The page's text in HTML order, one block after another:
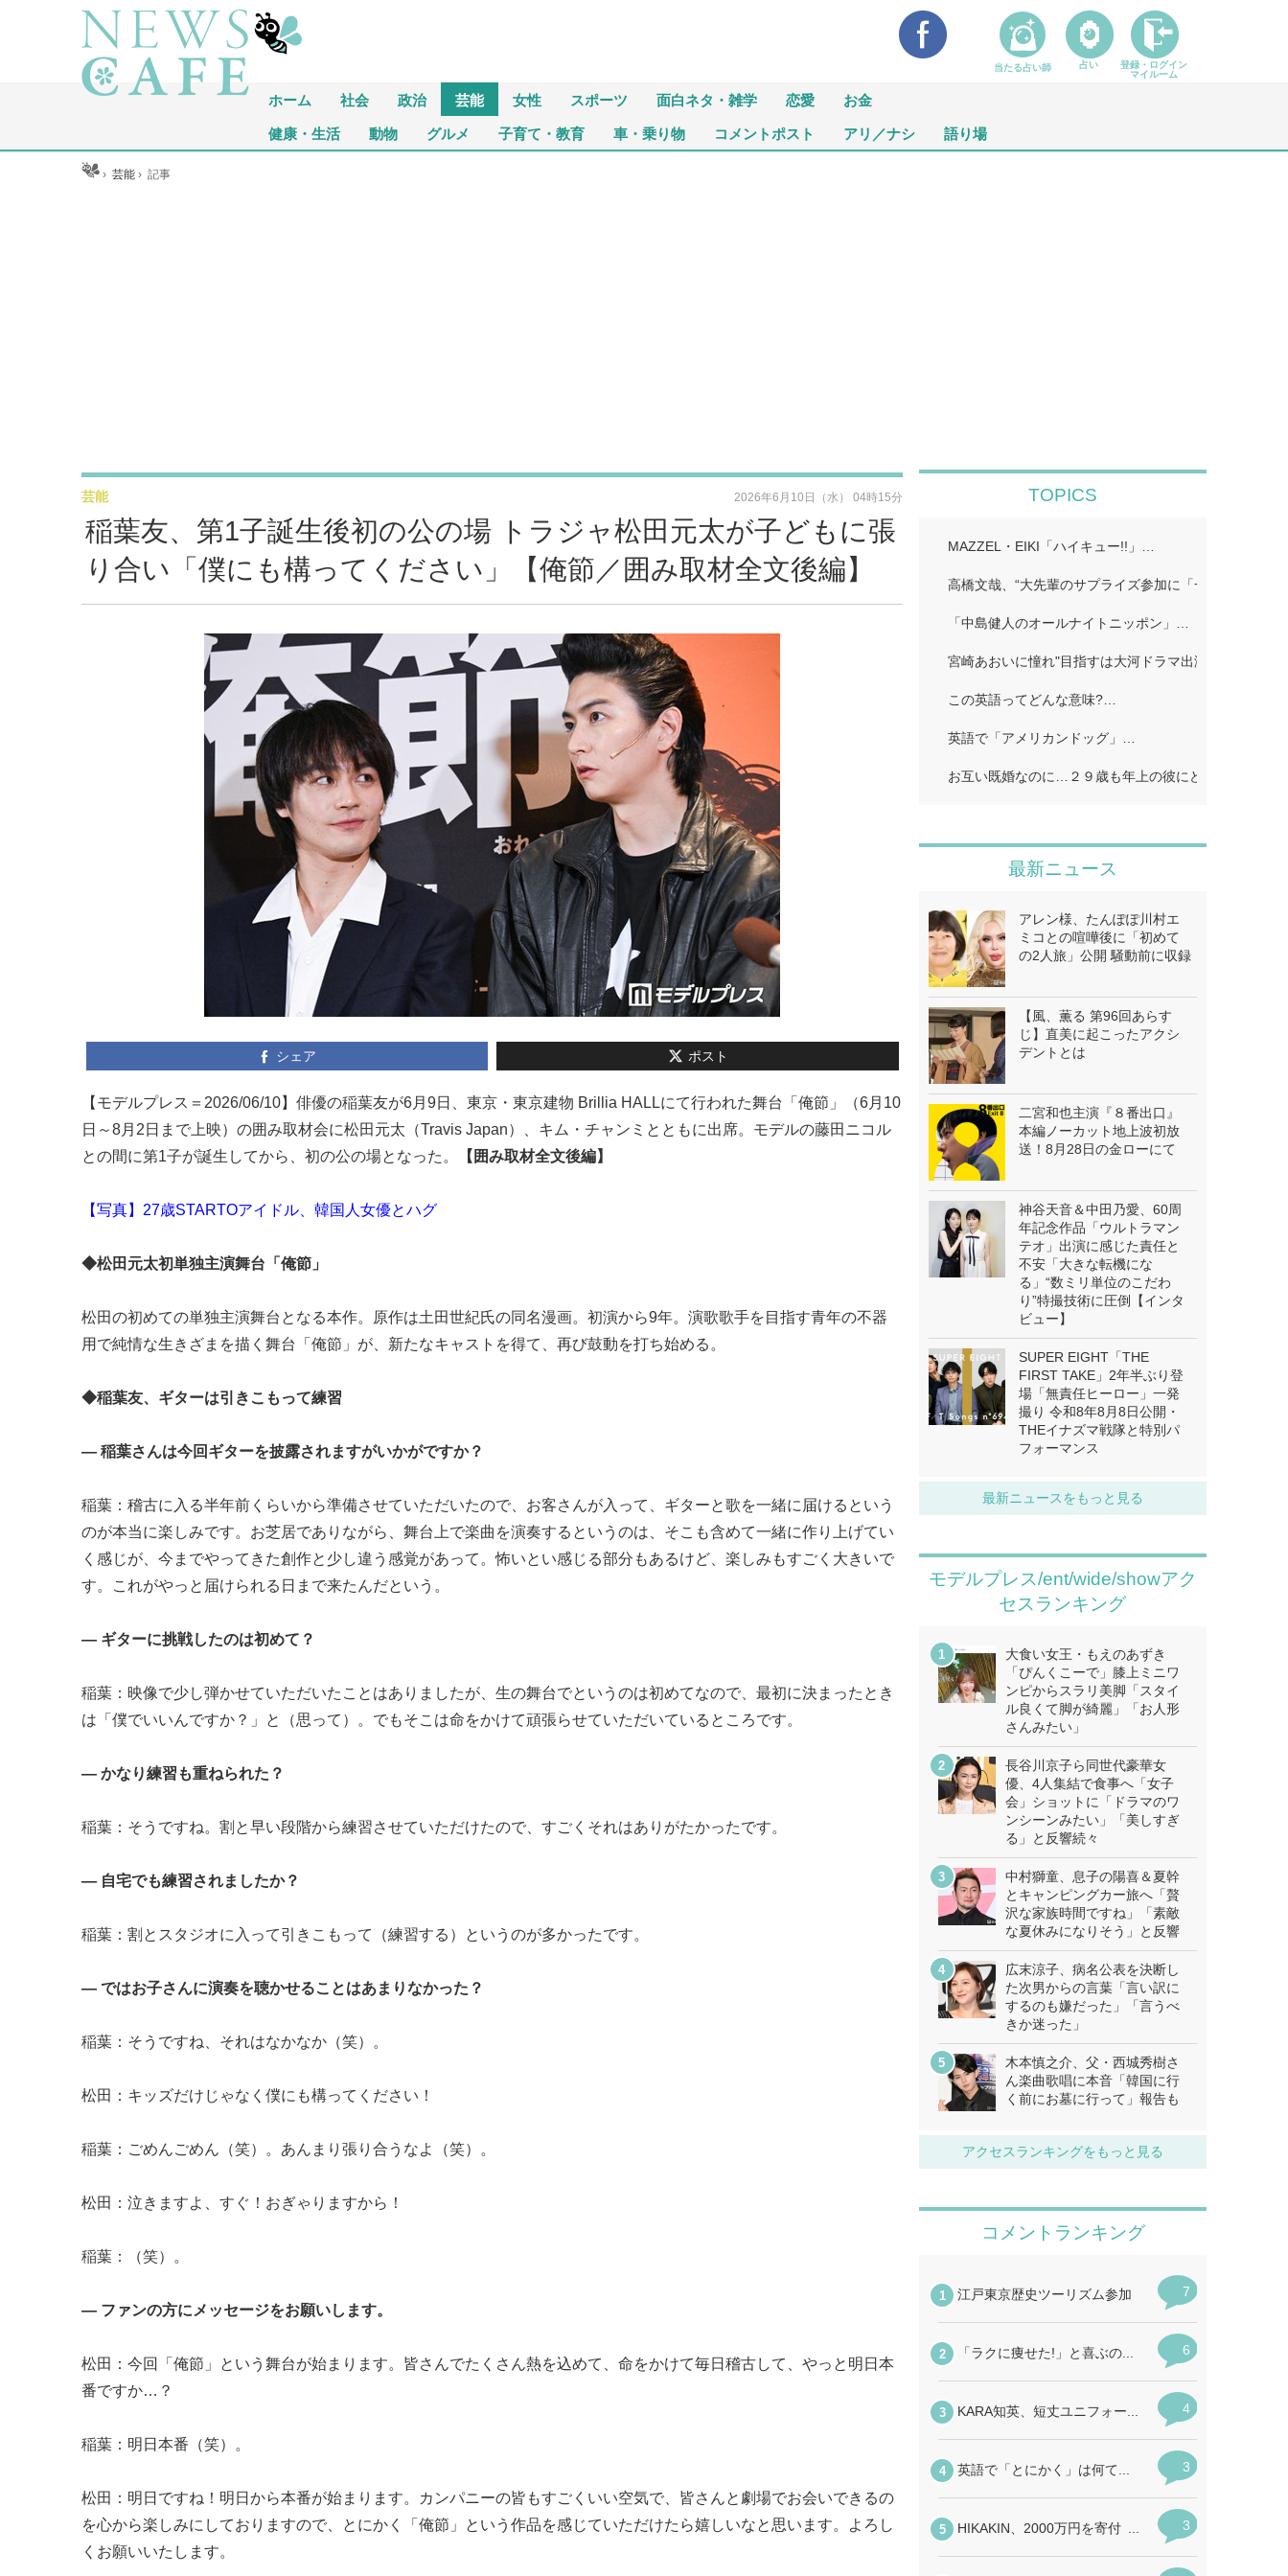
ホーム 社会 政治 芸能 女性 スポーツ 面白ネタ・雑学 恋愛 お金
健康・生活 動物 グルメ 子育て・教育 車・乗り物 コメントポスト アリ／ナシ 語り場
ホーム ›芸能 ›記事
稲葉友、第1子誕生後初の公の場 トラジャ松田元太が子どもに張
り合い「僕にも構ってください」【俺節／囲み取材全文後編】
芸能 2026年6月10日（水） 04時15分
シェア ポスト
【モデルプレス＝2026/06/10】俳優の稲葉友が6月9日、東京・東京建物 Brillia HALLにて行われた舞台「俺節」（6月10
日～8月2日まで上映）の囲み取材会に松田元太（Travis Japan）、キム・チャンミとともに出席。モデルの藤田ニコル
との間に第1子が誕生してから、初の公の場となった。
【囲み取材全文後編】
【写真】27歳STARTOアイドル、韓国人女優とハグ
◆松田元太初単独主演舞台「俺節」
松田の初めての単独主演舞台となる本作。原作は土田世紀氏の同名漫画。初演から9年。演歌歌手を目指す青年の不器
用で純情な生きざまを描く舞台「俺節」が、新たなキャストを得て、再び鼓動を打ち始める。
◆稲葉友、ギターは引きこもって練習
― 稲葉さんは今回ギターを披露されますがいかがですか？
稲葉：稽古に入る半年前くらいから準備させていただいたので、お客さんが入って、ギターと歌を一緒に届けるという
のが本当に楽しみです。お芝居でありながら、舞台上で楽曲を演奏するというのは、そこも含めて一緒に作り上げてい
く感じが、今までやってきた創作と少し違う感覚があって。怖いとい感じる部分もあるけど、楽しみもすごく大きいで
す。これがやっと届けられる日まで来たんだという。
― ギターに挑戦したのは初めて？
稲葉：映像で少し弾かせていただいたことはありましたが、生の舞台でというのは初めてなので、最初に決まったとき
は「僕でいいんですか？」と（思って）。でもそこは命をかけて頑張らせていただいているところです。
― かなり練習も重ねられた？
稲葉：そうですね。割と早い段階から練習させていただけたので、すごくそれはありがたかったです。
― 自宅でも練習されましたか？
稲葉：割とスタジオに入って引きこもって（練習する）というのが多かったです。
― ではお子さんに演奏を聴かせることはあまりなかった？
稲葉：そうですね、それはなかなか（笑）。
松田：キッズだけじゃなく僕にも構ってください！
稲葉：ごめんごめん（笑）。あんまり張り合うなよ（笑）。
松田：泣きますよ、すぐ！おぎゃりますから！
稲葉：（笑）。
― ファンの方にメッセージをお願いします。
松田：今回「俺節」という舞台が始まります。皆さんでたくさん熱を込めて、命をかけて毎日稽古して、やっと明日本
番ですか…？
稲葉：明日本番（笑）。
松田：明日ですね！明日から本番が始まります。カンパニーの皆もすごくいい空気で、皆さんと劇場でお会いできるの
を心から楽しみにしておりますので、とにかく「俺節」という作品を感じていただけたら嬉しいなと思います。よろし
くお願いいたします。
TOPICS
MAZZEL・EIKI「ハイキュー!!」…
高橋文哉、“大先輩のサプライズ参加に「一気に委縮し
「中島健人のオールナイトニッポン」…
宮崎あおいに憧れ"目指すは大河ドラマ出演 英映画祭
この英語ってどんな意味?…
英語で「アメリカンドッグ」…
お互い既婚なのに…２９歳も年上の彼にどうしようも
最新ニュース
アレン様、たんぽぽ川村エ
ミコとの喧嘩後に「初めて
の2人旅」公開 騒動前に収録
【風、薫る 第96回あらす
じ】直美に起こったアクシ
デントとは
二宮和也主演『８番出口』
本編ノーカット地上波初放
送！8月28日の金ローにて
神谷天音＆中田乃愛、60周
年記念作品「ウルトラマン
テオ」出演に感じた責任と
不安「大きな転機にな
る」“数ミリ単位のこだわ
り”特撮技術に圧倒【インタ
ビュー】
SUPER EIGHT「THE
FIRST TAKE」2年半ぶり登
場「無責任ヒーロー」一発
撮り 令和8年8月8日公開・
THEイナズマ戦隊と特別パ
フォーマンス
最新ニュースをもっと見る
モデルプレス/ent/wide/showアク
セスランキング
大食い女王・もえのあずき
「ぴんくこーで」膝上ミニワ
ンピからスラリ美脚「スタイ
ル良くて脚が綺麗」「お人形
さんみたい」
長谷川京子ら同世代豪華女
優、4人集結で食事へ「女子
会」ショットに「ドラマのワ
ンシーンみたい」「美しすぎ
る」と反響続々
中村獅童、息子の陽喜＆夏幹
とキャンピングカー旅へ「贅
沢な家族時間ですね」「素敵
な夏休みになりそう」と反響
広末涼子、病名公表を決断し
た次男からの言葉「言い訳に
するのも嫌だった」「言うべ
きか迷った」
木本慎之介、父・西城秀樹さ
ん楽曲歌唱に本音「韓国に行
く前にお墓に行って」報告も
アクセスランキングをもっと見る
当たる占い師 占い
登録・ログイン
マイルーム